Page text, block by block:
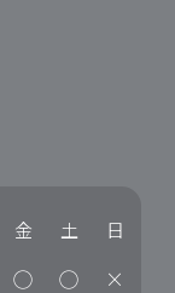
金 土 日
◯ ◯ ×